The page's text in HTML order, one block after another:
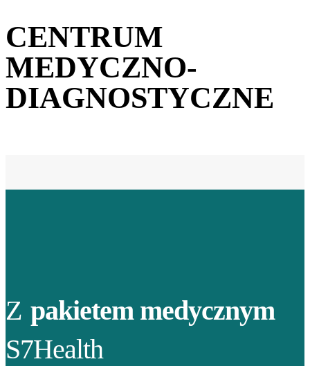
CENTRUM
MEDYCZNO-
DIAGNOSTYCZNE
Z pakietem medycznym
S7Health